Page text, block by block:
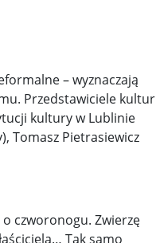
– wyznaczają
Przedstawiciele kultur
kultury w Lublinie
Tomasz Pietrasiewicz
czworonogu. Zwierzę
Tak samo